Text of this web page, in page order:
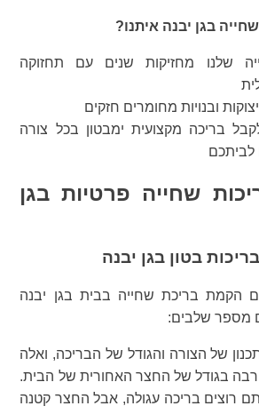
בגן יבנה איתנו?
שלנו מחזיקות שנים עם תחזוקה
ובנויות מחומרים חזקים
בריכה מקצועית ימבטון בכל צורה
לביתכם
שחייה פרטיות בגן
בטון בגן יבנה
הקמת בריכת שחייה בבית בגן יבנה
מספר שלבים:
של הצורה והגודל של הבריכה, ואלה
רבה בגודל של החצר האחורית של הבית.
רוצים בריכה עגולה, אבל החצר קטנה